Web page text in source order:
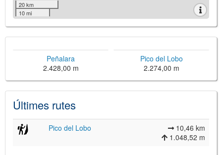
20 km
10 mi
Peñalara
2.428,00 m
Pico del Lobo
2.274,00 m
Últimes rutes
Pico del Lobo
10,46 km
1.048,52 m